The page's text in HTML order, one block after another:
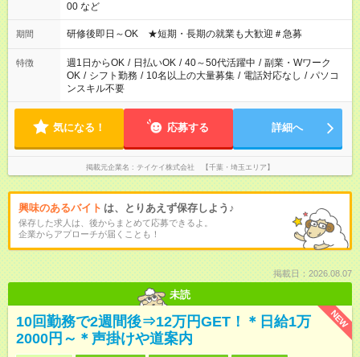
00 など
期間 研修後即日～OK ★短期・長期の就業も大歓迎＃急募
特徴 週1日からOK / 日払いOK / 40～50代活躍中 / 副業・Wワーク
OK / シフト勤務 / 10名以上の大量募集 / 電話対応なし / パソコ
ンスキル不要
気になる！ 応募する 詳細へ
掲載元企業名 テイケイ株式会社 【千葉・埼玉エリア】
興味のあるバイト は、とりあえず保存しよう♪
保存した求人は、後からまとめて応募できるよ。
企業からアプローチが届くことも！
掲載日：2026.08.07
未読
NEW
10回勤務で2週間後⇒12万円GET！＊日給1万
2000円～＊声掛けや道案内